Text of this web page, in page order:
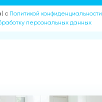
с Политикой конфиденциальности
персональных данных